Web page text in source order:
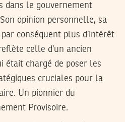
dans le gouvernement
opinion personnelle, sa
conséquent plus d’intérêt
celle d’un ancien
était chargé de poser les
cruciales pour la
Un pionnier du
Provisoire.